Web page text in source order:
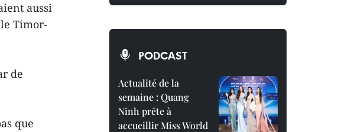
aussi
Timor-
de
que
PODCAST
Actualité de la
semaine : Quang
Ninh prête à
accueillir Miss World